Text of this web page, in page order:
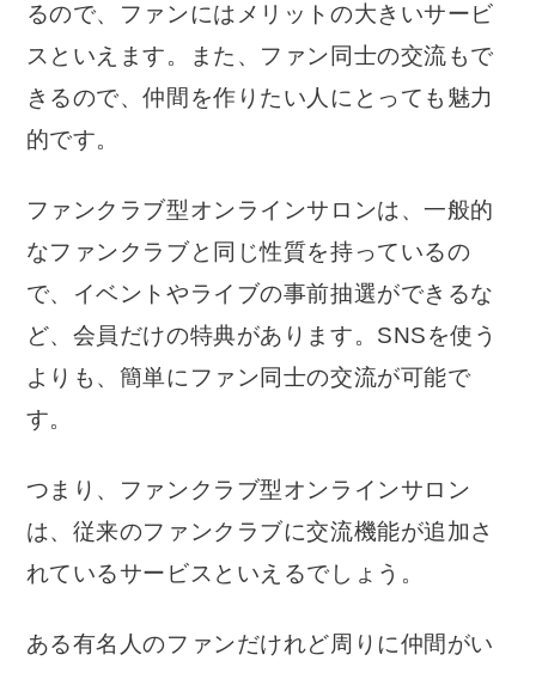
るので、ファンにはメリットの大きいサービ
スといえます。また、ファン同士の交流もで
きるので、仲間を作りたい人にとっても魅力
的です。
ファンクラブ型オンラインサロンは、一般的
なファンクラブと同じ性質を持っているの
で、イベントやライブの事前抽選ができるな
ど、会員だけの特典があります。SNSを使う
よりも、簡単にファン同士の交流が可能で
す。
つまり、ファンクラブ型オンラインサロン
は、従来のファンクラブに交流機能が追加さ
れているサービスといえるでしょう。
ある有名人のファンだけれど周りに仲間がい